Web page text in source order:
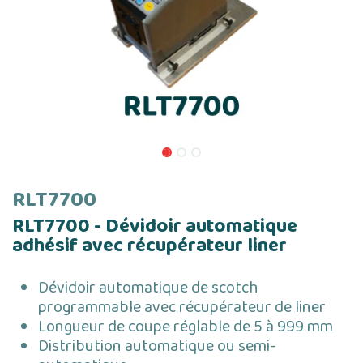
RLT7700
RLT7700 - Dévidoir automatique
adhésif avec récupérateur liner
Dévidoir automatique de scotch
programmable avec récupérateur de liner
Longueur de coupe réglable de 5 à 999 mm
Distribution automatique ou semi-